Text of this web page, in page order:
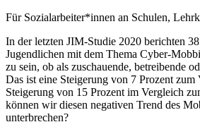
Für Sozialarbeiter*innen an Schulen,
In der letzten JIM-Studie 2020 berichten
Jugendlichen mit dem Thema Cyber-
zu sein, ob als zuschauende, betreibende
Das ist eine Steigerung von 7 Prozent zum
Steigerung von 15 Prozent im Vergleich
können wir diesen negativen Trend des
unterbrechen?